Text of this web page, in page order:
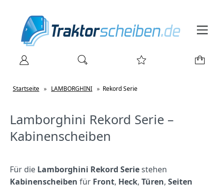
Startseite » LAMBORGHINI » Rekord Serie
Lamborghini Rekord Serie –
Kabinenscheiben
Für die Lamborghini Rekord Seriestehen
Kabinenscheiben für Front, Heck, Türen, Seiten